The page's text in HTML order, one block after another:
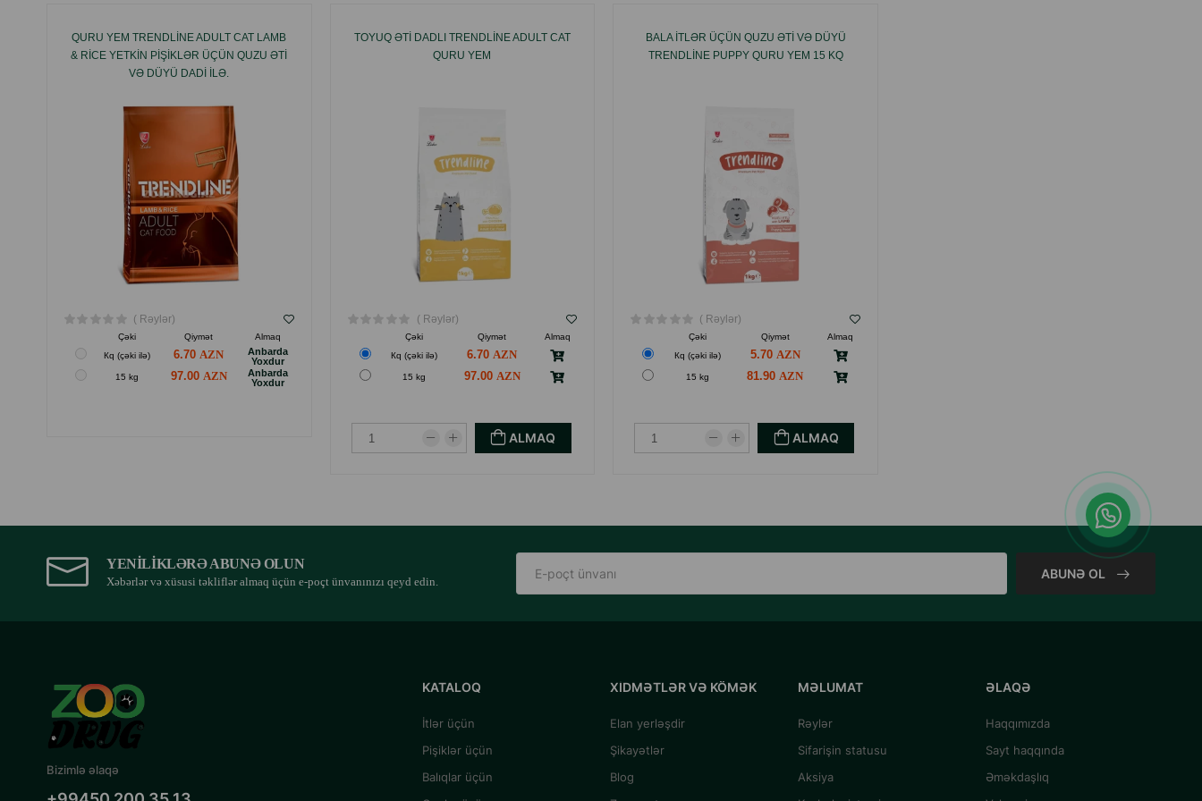
QURU YEM TRENDLINE ADULT CAT LAMB
& RICE YETKIN PIŞIKLƏR ÜÇÜN QUZU ƏTI
VƏ DÜYÜ DADI ILƏ.
( Rəylər)
Çəki Qiymət
Almaq
Кq (çəki ilə)
6.70
Anbarda
Yoxdur
15 kg 97.00
Anbarda
Yoxdur
TOYUQ ƏTI DADLI TRENDLINE ADULT CAT
QURU YEM
( Rəylər)
Çəki Qiymət
Almaq
Кq (çəki ilə)
6.70
15 kg 97.00
ALMAQ
BALA ITLƏR ÜÇÜN QUZU ƏTI VƏ DÜYÜ
TRENDLINE PUPPY QURU YEM 15 KQ
( Rəylər)
Çəki Qiymət
Almaq
Кq (çəki ilə)
5.70
15 kg 81.90
ALMAQ
YENILIKLƏRƏ ABUNƏ OLUN
Xəbərlər və xüsusi təkliflər almaq üçün e-poçt ünvanınızı qeyd edin.
ABUNƏ OL
Bizimlə əlaqə
KATALOQ
İtlər üçün
Pişiklər üçün
Balıqlar üçün
XIDMƏTLƏR VƏ KÖMƏK
Elan yerləşdir
Şikayətlər
Blog
MƏLUMAT
Rəylər
Sifarişin statusu
Aksiya
ƏLAQƏ
Haqqımızda
Sayt haqqında
Əməkdaşlıq